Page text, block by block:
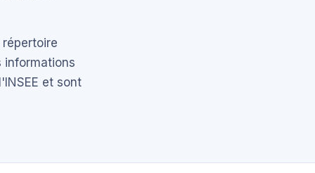
informations
et sont